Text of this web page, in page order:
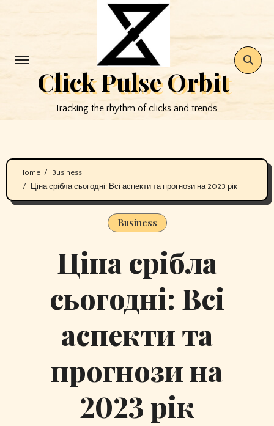
Click Pulse Orbit
Tracking the rhythm of clicks and trends
Home
Business
Ціна срібла сьогодні: Всі аспекти та прогнози на 2023 рік
Business
Ціна срібла
сьогодні: Всі
аспекти та
прогнози на
2023 рік